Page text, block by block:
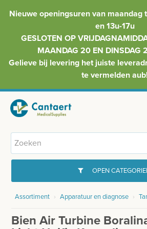
Nieuwe openingsuren van maandag
en 13u-17u
GESLOTEN OP
MAANDAG 20 EN DINSDAG
Gelieve bij levering het juiste
te vermelden
HOME
OPEN
GYNAECOLOGIE
INJECTIEMATERIAAL
Assortiment › Apparatuur en diagnose ›
Bien Air Turbine